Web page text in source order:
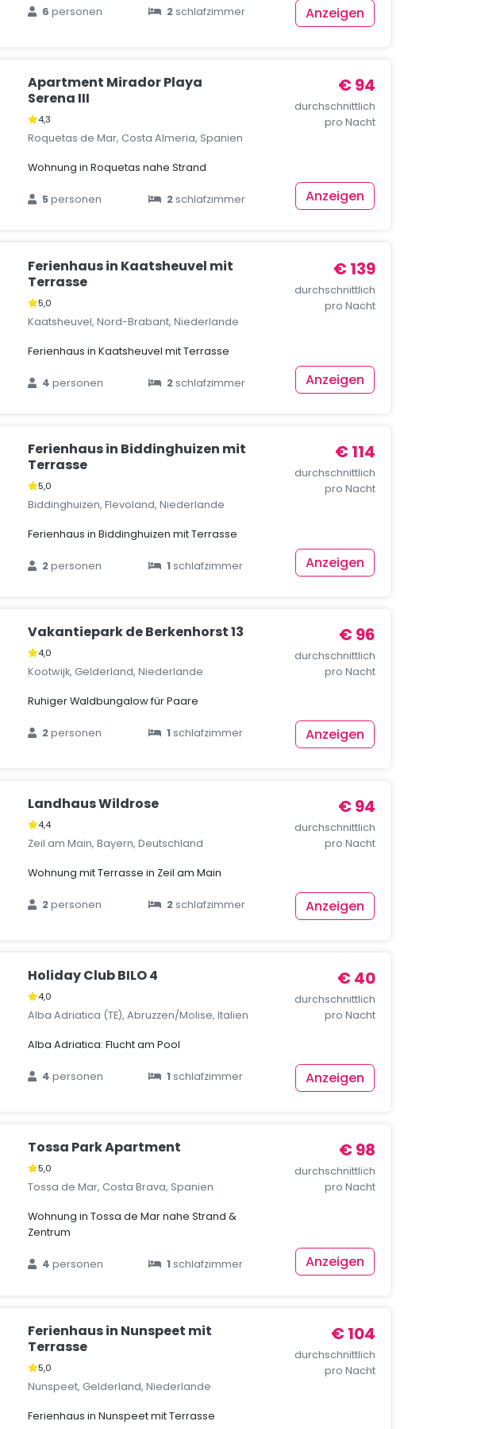
6personen 2schlafzimmer Anzeigen
Apartment Mirador Playa
Serena III
4,3
Roquetas de Mar, Costa Almeria, Spanien
Wohnung in Roquetas nahe Strand
5personen 2schlafzimmer
€ 94
durchschnittlich
pro Nacht
Anzeigen
Ferienhaus in Kaatsheuvel mit
Terrasse
5,0
Kaatsheuvel, Nord-Brabant, Niederlande
Ferienhaus in Kaatsheuvel mit Terrasse
4personen 2schlafzimmer
€ 139
durchschnittlich
pro Nacht
Anzeigen
Ferienhaus in Biddinghuizen mit
Terrasse
5,0
Biddinghuizen, Flevoland, Niederlande
Ferienhaus in Biddinghuizen mit Terrasse
2personen 1schlafzimmer
€ 114
durchschnittlich
pro Nacht
Anzeigen
Vakantiepark de Berkenhorst 13
4,0
Kootwijk, Gelderland, Niederlande
Ruhiger Waldbungalow für Paare
2personen 1schlafzimmer
€ 96
durchschnittlich
pro Nacht
Anzeigen
Landhaus Wildrose
4,4
Zeil am Main, Bayern, Deutschland
Wohnung mit Terrasse in Zeil am Main
2personen 2schlafzimmer
€ 94
durchschnittlich
pro Nacht
Anzeigen
Holiday Club BILO 4
4,0
Alba Adriatica (TE), Abruzzen/Molise, Italien
Alba Adriatica: Flucht am Pool
4personen 1schlafzimmer
€ 40
durchschnittlich
pro Nacht
Anzeigen
Tossa Park Apartment
5,0
Tossa de Mar, Costa Brava, Spanien
Wohnung in Tossa de Mar nahe Strand &
Zentrum
4personen 1schlafzimmer
€ 98
durchschnittlich
pro Nacht
Anzeigen
Ferienhaus in Nunspeet mit
Terrasse
5,0
Nunspeet, Gelderland, Niederlande
Ferienhaus in Nunspeet mit Terrasse
€ 104
durchschnittlich
pro Nacht